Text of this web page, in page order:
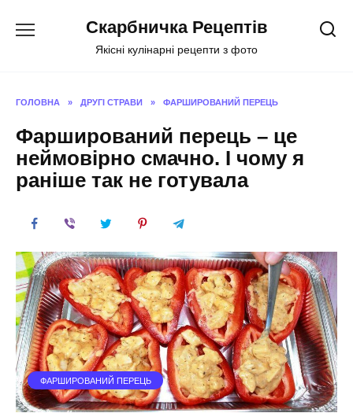
Скарбничка Рецептів
Якісні кулінарні рецепти з фото
ГОЛОВНА » ДРУГІ СТРАВИ » ФАРШИРОВАНИЙ ПЕРЕЦЬ
Фарширований перець – це
неймовірно смачно. І чому я
раніше так не готувала
ФАРШИРОВАНИЙ ПЕРЕЦЬ